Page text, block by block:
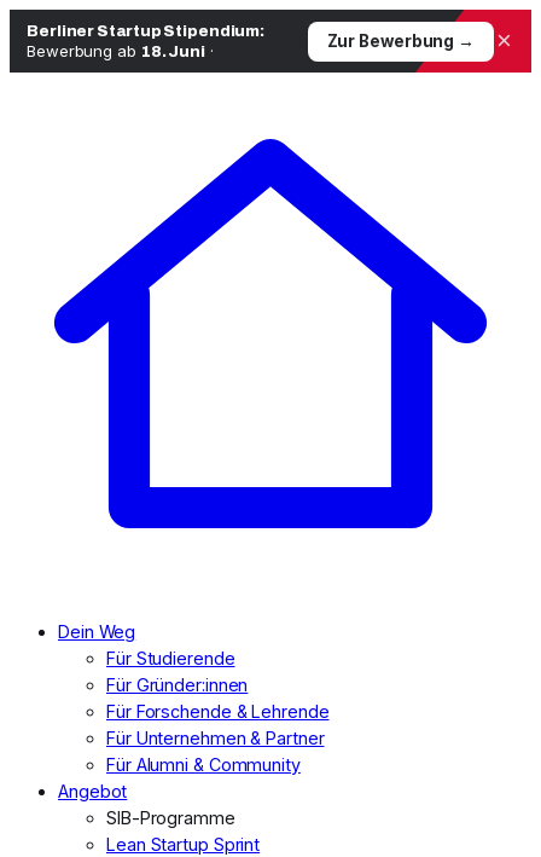
Berliner Startup Stipendium:
Bewerbung ab 18. Juni·
Zur Bewerbung → ×
Dein Weg
Für Studierende
Für Gründer:innen
Für Forschende & Lehrende
Für Unternehmen & Partner
Für Alumni & Community
Angebot
SIB-Programme
Lean Startup Sprint